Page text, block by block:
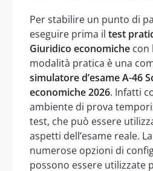
Per stabilire un punto di
eseguire prima il test
Giuridico economiche con
modalità pratica è una
simulatore d’esame A-46
economiche 2026. Infatti
ambiente di prova
test, che può essere
aspetti dell’esame reale.
numerose opzioni di
possono essere utilizzate